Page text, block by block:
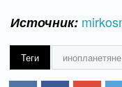
Источник:
Теги инопланетяне